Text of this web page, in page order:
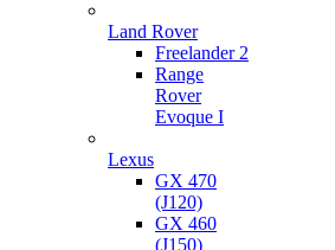
Land Rover
Freelander 2
Range
Rover
Evoque I
Lexus
GX 470
(J120)
GX 460
(J150)